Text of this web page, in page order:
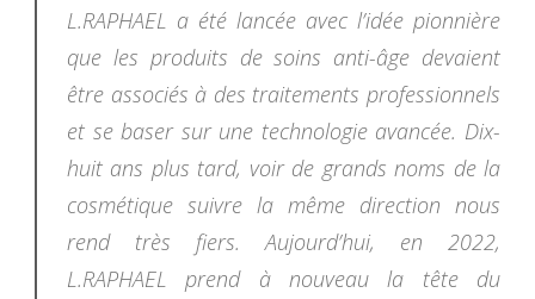
L.RAPHAEL a été lancée avec l’idée pionnière
que les produits de soins anti-âge devaient
être associés à des traitements professionnels
et se baser sur une technologie avancée. Dix-
huit ans plus tard, voir de grands noms de la
cosmétique suivre la même direction nous
rend très fiers. Aujourd’hui, en 2022,
L.RAPHAEL prend à nouveau la tête du